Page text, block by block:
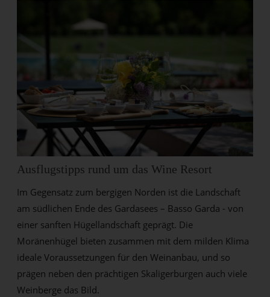
Ausflugstipps rund um das Wine Resort
Im Gegensatz zum bergigen Norden ist die Landschaft
am südlichen Ende des Gardasees – Basso Garda - von
einer sanften Hügellandschaft geprägt. Die
Moränenhügel bieten zusammen mit dem milden Klima
ideale Voraussetzungen für den Weinanbau, und so
prägen neben den prächtigen Skaligerburgen auch viele
Weinberge das Bild.